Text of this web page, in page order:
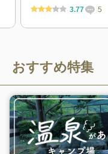
3.77 5
おすすめ特集